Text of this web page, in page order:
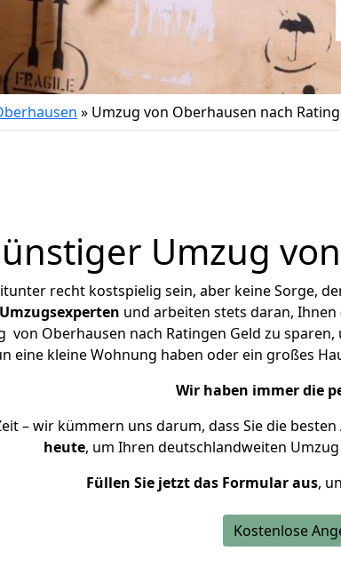
» Umzug von Oberhausen nach
Umzug
recht kostspielig sein, aber keine Sorge,
und arbeiten stets daran, Ihnen
von Oberhausen nach Ratingen Geld zu
eine kleine Wohnung haben oder ein großes
Wir haben immer die
– wir kümmern uns darum, dass Sie die
heute, um Ihren deutschlandweiten
Füllen Sie jetzt das Formular aus,
Kostenlose